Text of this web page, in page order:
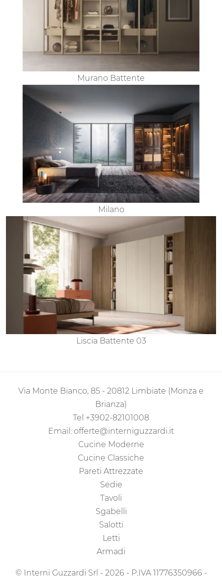
Murano Battente
Milano
Liscia Battente 03
Via Monte Bianco, 85 - 20812 Limbiate (Monza e
Brianza)
Tel +3902-82101008
Email: offerte@interniguzzardi.it
Cucine Moderne
Cucine Classiche
Pareti Attrezzate
Sedie
Tavoli
Sgabelli
Salotti
Letti
Armadi
© Interni Guzzardi Srl - 2026 - P.IVA 11776350966 -